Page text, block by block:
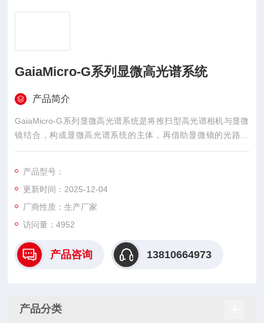
GaiaMicro-G系列显微高光谱系统
产品简介
GaiaMicro-G系列显微高光谱系统是将推扫型高光谱相机与显微
镜结合，构成显微高光谱系统的主体，再借助显微镜的光路系
统、不同倍率的物镜（可见）、不同倍率的反射物镜（红外）以
产品型号：
更新时间：2025-12-04
厂商性质：生产厂家
访问量：4952
产品咨询 13810664973
产品分类